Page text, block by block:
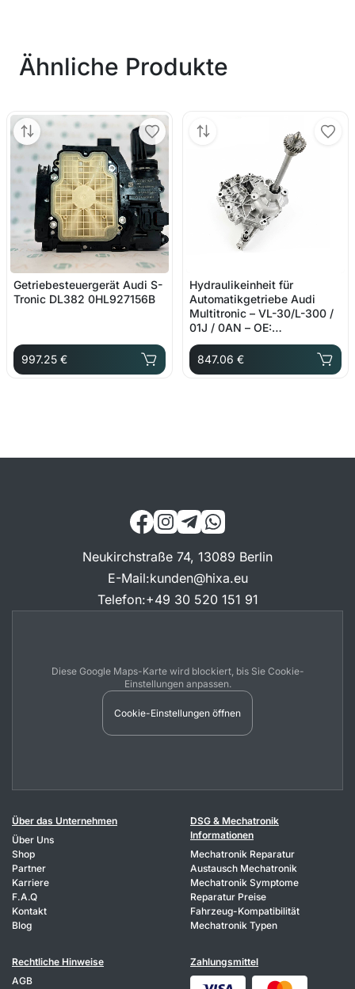
Ähnliche Produkte
Getriebesteuergerät Audi S-
Tronic DL382 0HL927156B
997.25 €
Hydraulikeinheit für
Automatikgetriebe Audi
Multitronic – VL-30/L-300 /
01J / 0AN – OE:
01J927156CQ
847.06 €
Neukirchstraße 74, 13089 Berlin
E-Mail:kunden@hixa.eu
Telefon:+49 30 520 151 91
Diese Google Maps-Karte wird blockiert, bis Sie Cookie-
Einstellungen anpassen.
Cookie-Einstellungen öffnen
Über das Unternehmen
Über Uns
Shop
Partner
Karriere
F.A.Q
Kontakt
Blog
DSG & Mechatronik
Informationen
Mechatronik Reparatur
Austausch Mechatronik
Mechatronik Symptome
Reparatur Preise
Fahrzeug-Kompatibilität
Mechatronik Typen
Rechtliche Hinweise
AGB
Zahlungsmittel